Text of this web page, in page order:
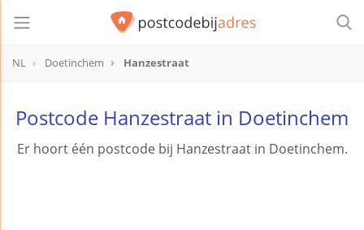
NL Doetinchem Hanzestraat
Postcode Hanzestraat in Doetinchem
Er hoort één postcode bij Hanzestraat in Doetinchem.